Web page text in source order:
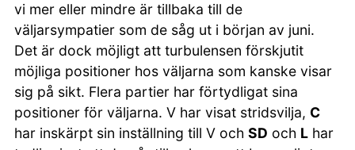
vi mer eller mindre är tillbaka till de
väljarsympatier som de såg ut i början av juni.
Det är dock möjligt att turbulensen förskjutit
möjliga positioner hos väljarna som kanske visar
sig på sikt. Flera partier har förtydligat sina
positioner för väljarna. V har visat stridsvilja, C
har inskärpt sin inställning till V och SD och L har